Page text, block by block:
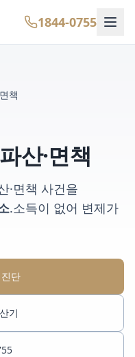
1844-0755
책
산·면책
·면책 사건을
.소득이 없어 변제가
단
기